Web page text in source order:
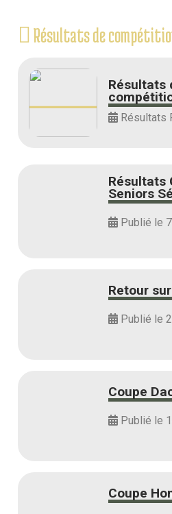
Résultats de
Résultats
Résultats
Résultats
Seniors
Publié le
Retour
Publié le
Coupe
Publié le
Coupe